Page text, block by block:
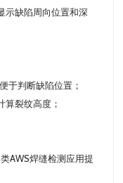
示缺陷周向位置和深
于判断缺陷位置；
算裂纹高度；
AWS焊缝检测应用提